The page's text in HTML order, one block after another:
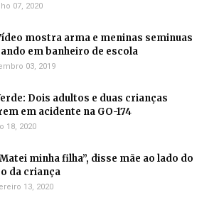
07, 2020
mostra arma e meninas seminuas
em banheiro de escola
03, 2019
Dois adultos e duas crianças
em acidente na GO-174
18, 2020
minha filha”, disse mãe ao lado do
da criança
13, 2020